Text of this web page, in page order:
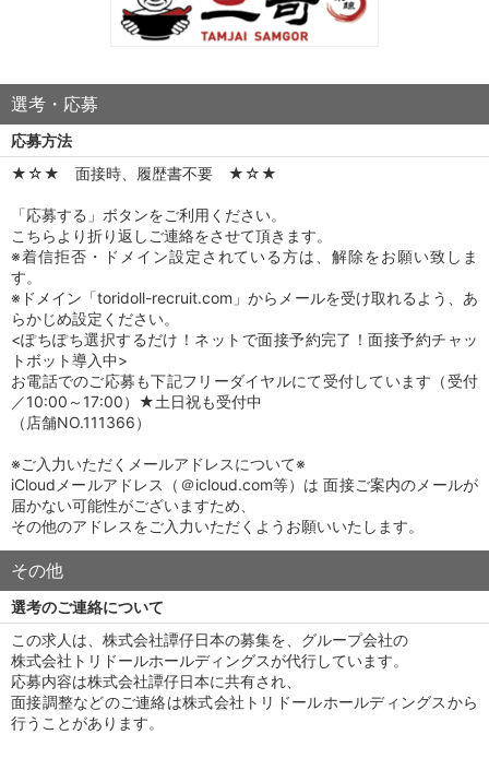
選考・応募
応募方法
★☆★ 面接時、履歴書不要 ★☆★
「応募する」ボタンをご利用ください。
こちらより折り返しご連絡をさせて頂きます。
※着信拒否・ドメイン設定されている方は、解除をお願い致しま
す。
※ドメイン「toridoll-recruit.com」からメールを受け取れるよう、あ
らかじめ設定ください。
<ぽちぽち選択するだけ！ネットで面接予約完了！面接予約チャッ
トボット導入中>
お電話でのご応募も下記フリーダイヤルにて受付しています（受付
／10:00～17:00）★土日祝も受付中
（店舗NO.111366）
※ご入力いただくメールアドレスについて※
iCloudメールアドレス（＠icloud.com等）は 面接ご案内のメールが
届かない可能性がございますため、
その他のアドレスをご入力いただくようお願いいたします。
その他
選考のご連絡について
この求人は、株式会社譚仔日本の募集を、グループ会社の
株式会社トリドールホールディングスが代行しています。
応募内容は株式会社譚仔日本に共有され、
面接調整などのご連絡は株式会社トリドールホールディングスから
行うことがあります。